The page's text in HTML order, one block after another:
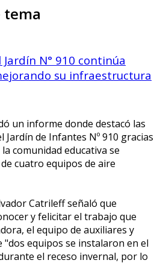
tema
Jardín N° 910 continúa
su infraestructura
un informe donde destacó las
Jardín de Infantes Nº 910 gracias
comunidad educativa se
cuatro equipos de aire
Catrileff señaló que
y felicitar el trabajo que
el equipo de auxiliares y
"dos equipos se instalaron en el
el receso invernal, por lo